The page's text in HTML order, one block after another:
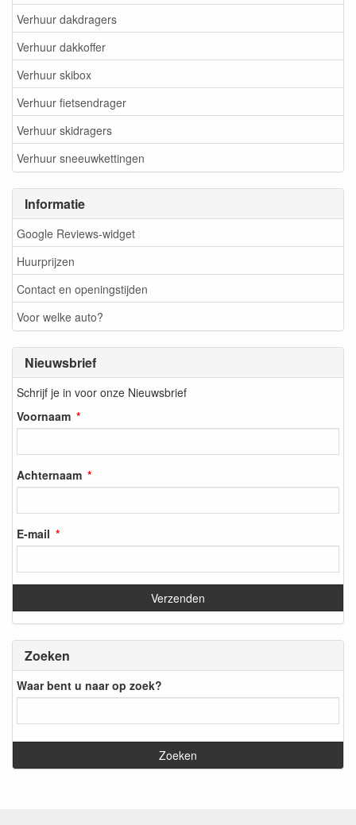
Verhuur dakdragers
Verhuur dakkoffer
Verhuur skibox
Verhuur fietsendrager
Verhuur skidragers
Verhuur sneeuwkettingen
Informatie
Google Reviews-widget
Huurprijzen
Contact en openingstijden
Voor welke auto?
Nieuwsbrief
Schrijf je in voor onze Nieuwsbrief
Voornaam
Achternaam
E-mail
Zoeken
Waar bent u naar op zoek?